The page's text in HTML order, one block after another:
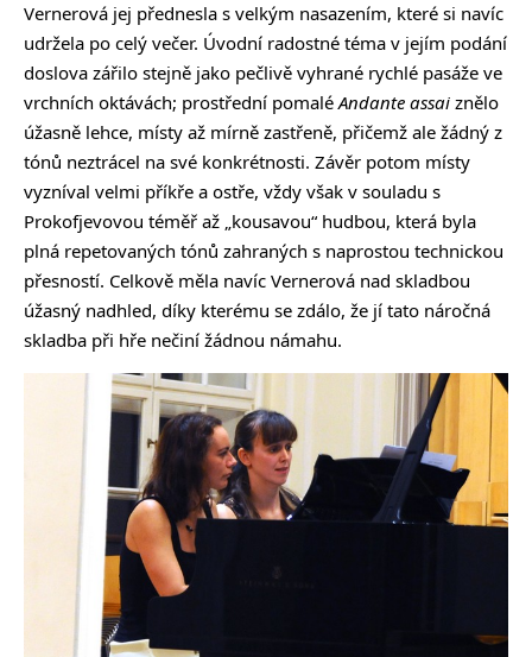
Vernerová jej přednesla s velkým nasazením, které si navíc
udržela po celý večer. Úvodní radostné téma v jejím podání
doslova zářilo stejně jako pečlivě vyhrané rychlé pasáže ve
vrchních oktávách; prostřední pomaléAndante assai znělo
úžasně lehce, místy až mírně zastřeně, přičemž ale žádný z
tónů neztrácel na své konkrétnosti. Závěr potom místy
vyzníval velmi příkře a ostře, vždy však v souladu s
Prokofjevovou téměř až „kousavou“ hudbou, která byla
plná repetovaných tónů zahraných s naprostou technickou
přesností. Celkově měla navíc Vernerová nad skladbou
úžasný nadhled, díky kterému se zdálo, že jí tato náročná
skladba při hře nečiní žádnou námahu.